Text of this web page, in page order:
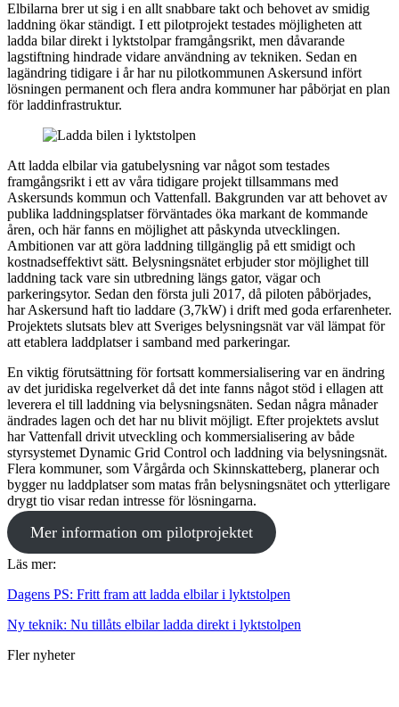
Elbilarna brer ut sig i en allt snabbare takt och behovet av smidig
laddning ökar ständigt. I ett pilotprojekt testades möjligheten att
ladda bilar direkt i lyktstolpar framgångsrikt, men dåvarande
lagstiftning hindrade vidare användning av tekniken. Sedan en
lagändring tidigare i år har nu pilotkommunen Askersund infört
lösningen permanent och flera andra kommuner har påbörjat en plan
för laddinfrastruktur.
Att ladda elbilar via gatubelysning var något som testades
framgångsrikt i ett av våra tidigare projekt tillsammans med
Askersunds kommun och Vattenfall. Bakgrunden var att behovet av
publika laddningsplatser förväntades öka markant de kommande
åren, och här fanns en möjlighet att påskynda utvecklingen.
Ambitionen var att göra laddning tillgänglig på ett smidigt och
kostnadseffektivt sätt. Belysningsnätet erbjuder stor möjlighet till
laddning tack vare sin utbredning längs gator, vägar och
parkeringsytor. Sedan den första juli 2017, då piloten påbörjades,
har Askersund haft tio laddare (3,7kW) i drift med goda erfarenheter.
Projektets slutsats blev att Sveriges belysningsnät var väl lämpat för
att etablera laddplatser i samband med parkeringar.
En viktig förutsättning för fortsatt kommersialisering var en ändring
av det juridiska regelverket då det inte fanns något stöd i ellagen att
leverera el till laddning via belysningsnäten. Sedan några månader
ändrades lagen och det har nu blivit möjligt. Efter projektets avslut
har Vattenfall drivit utveckling och kommersialisering av både
styrsystemet Dynamic Grid Control och laddning via belysningsnät.
Flera kommuner, som Vårgårda och Skinnskatteberg, planerar och
bygger nu laddplatser som matas från belysningsnätet och ytterligare
drygt tio visar redan intresse för lösningarna.
Mer information om pilotprojektet
Läs mer:
Dagens PS: Fritt fram att ladda elbilar i lyktstolpen
Ny teknik: Nu tillåts elbilar ladda direkt i lyktstolpen
Fler nyheter